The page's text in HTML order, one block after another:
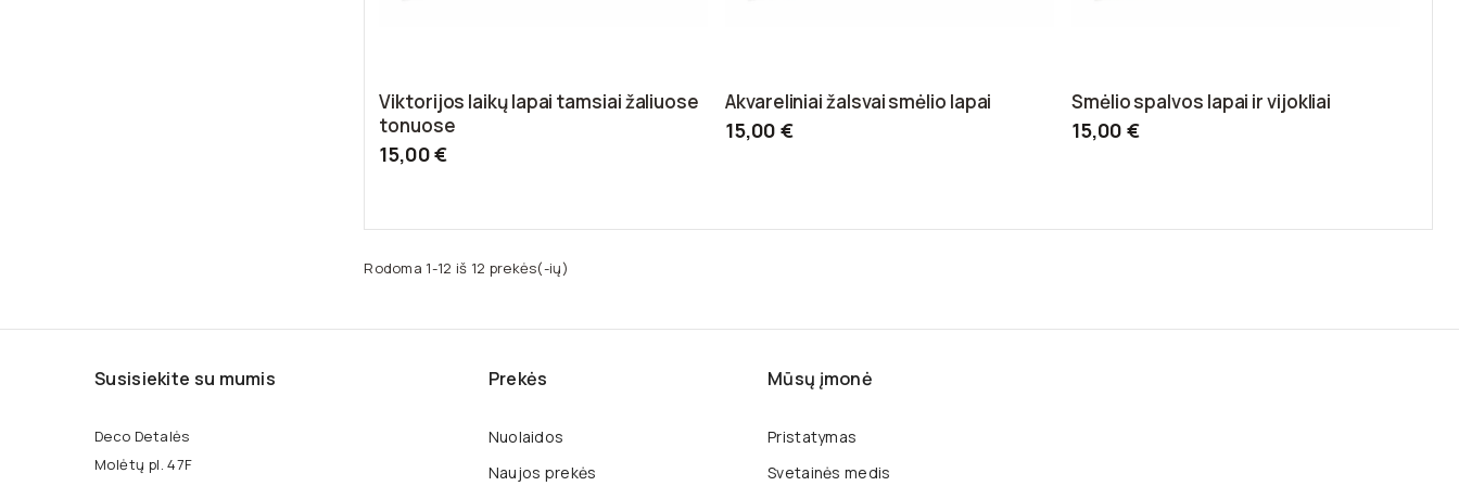
Viktorijos laikų lapai tamsiai žaliuose
tonuose
15,00 €
Akvareliniai žalsvai smėlio lapai
15,00 €
Smėlio spalvos lapai ir vijokliai
15,00 €
Rodoma 1-12 iš 12 prekės(-ių)
Susisiekite su mumis
Deco Detalės
Molėtų pl. 47F
Prekės
Nuolaidos
Naujos prekės
Mūsų įmonė
Pristatymas
Svetainės medis